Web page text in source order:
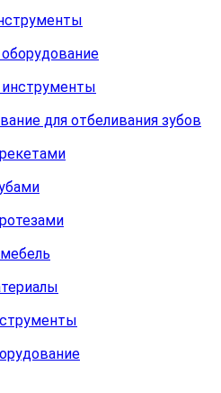
инструменты
для отбеливания зубов